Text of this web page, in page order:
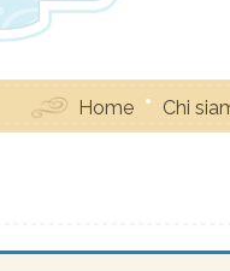
Home Chi